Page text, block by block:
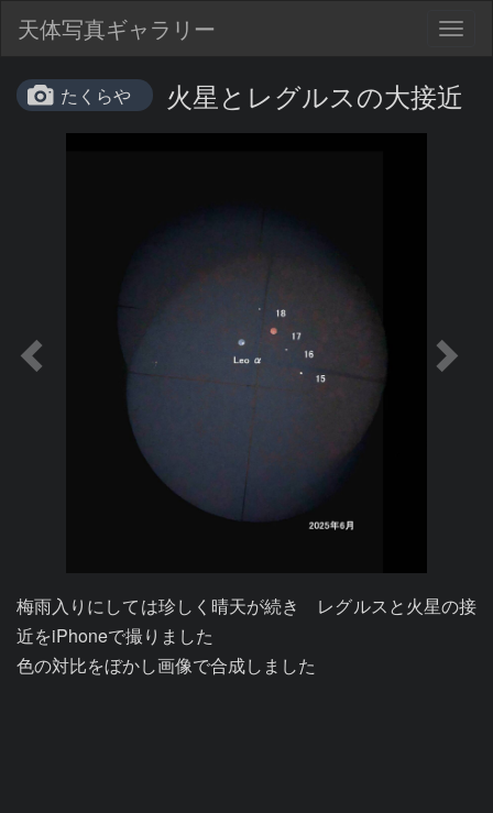
天体写真ギャラリー
たくらや 火星とレグルスの大接近
梅雨入りにしては珍しく晴天が続き　レグルスと火星の接
近をiPhoneで撮りました
色の対比をぼかし画像で合成しました